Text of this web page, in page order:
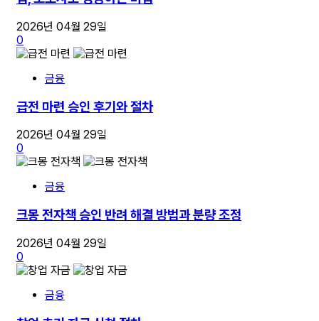
2026년 04월 29일
0
금융
급전 마련 승인 후기와 절차
2026년 04월 29일
0
금융
크몽 전자책 승인 반려 해결 방법과 분량 조정
2026년 04월 29일
0
금융